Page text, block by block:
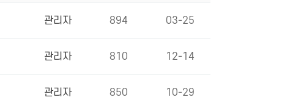
관리자 894 03-25
관리자 810 12-14
관리자 850 10-29